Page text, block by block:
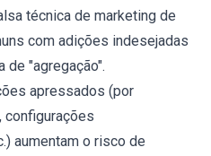
técnica de marketing de
com adições indesejadas
de "agregação".
apressados (por
configurações
aumentam o risco de